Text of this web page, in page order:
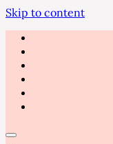
Skip to content